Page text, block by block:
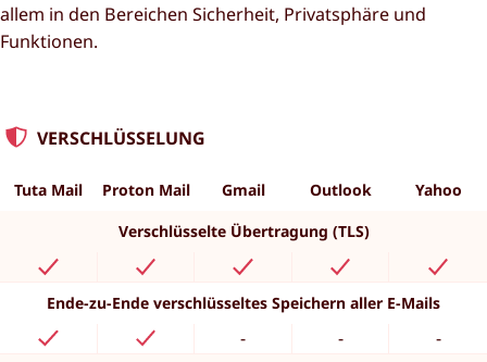
allem in den Bereichen Sicherheit, Privatsphäre und
Funktionen.
VERSCHLÜSSELUNG
Tuta Mail Proton Mail Gmail Outlook
Yahoo
Verschlüsselte Übertragung (TLS)
Ende-zu-Ende verschlüsseltes Speichern aller E-Mails
- - -